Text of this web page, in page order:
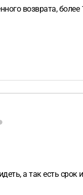
возврата,
а так есть